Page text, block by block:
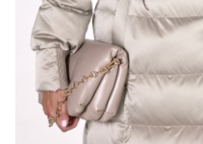
правила ухода могут быть